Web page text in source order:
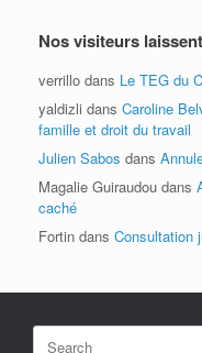
Nos visiteurs
verrillo dans Le TEG du
yaldizli dans Caroline
famille et droit du travail
Julien Sabos dans
Magalie Guiraudou dans
caché
Fortin dans Consultation